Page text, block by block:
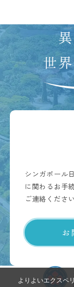
シンガポール
に関わるお手
ご連絡ください
お
よりよいエクスペ